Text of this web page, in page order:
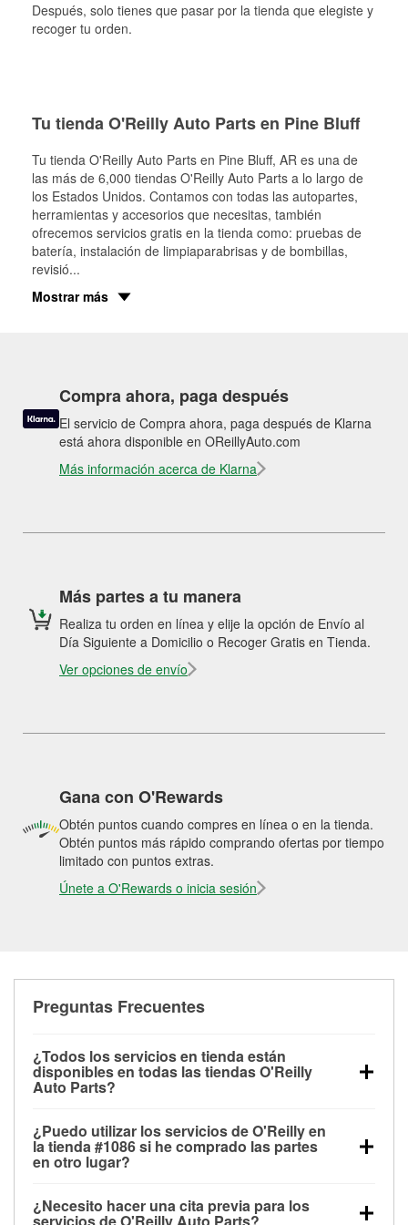
Después, solo tienes que pasar por la tienda que elegiste y
recoger tu orden.
Tu tienda O'Reilly Auto Parts en Pine Bluff
Tu tienda O'Reilly Auto Parts en Pine Bluff, AR es una de
las más de 6,000 tiendas O'Reilly Auto Parts a lo largo de
los Estados Unidos. Contamos con todas las autopartes,
herramientas y accesorios que necesitas, también
ofrecemos servicios gratis en la tienda como: pruebas de
batería, instalación de limpiaparabrisas y de bombillas,
revisió...
Mostrar más
Compra ahora, paga después
El servicio de Compra ahora, paga después de Klarna
está ahora disponible en OReillyAuto.com
Más información acerca de Klarna
Más partes a tu manera
Realiza tu orden en línea y elije la opción de Envío al
Día Siguiente a Domicilio o Recoger Gratis en Tienda.
Ver opciones de envío
Gana con O'Rewards
Obtén puntos cuando compres en línea o en la tienda.
Obtén puntos más rápido comprando ofertas por tiempo
limitado con puntos extras.
Únete a O'Rewards o inicia sesión
Preguntas Frecuentes
¿Todos los servicios en tienda están
disponibles en todas las tiendas O'Reilly
Auto Parts?
las pruebas de batería, pruebas de alternador y
motor de arranque, revisión de la luz “Check Engine”
con O'Reilly VeriScan® e instalación de
limpiaparabrisas o bombillas, están disponibles en
todas las tiendas O'Reilly Auto Parts. La tienda
¿Puedo utilizar los servicios de O'Reilly en
la tienda #1086 si he comprado las partes
en otro lugar?
de O'Reilly Auto Parts que estén disponibles en la
¿Necesito hacer una cita previa para los